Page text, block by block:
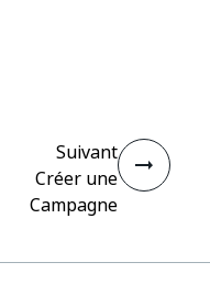
Suivant
Créer une
Campagne